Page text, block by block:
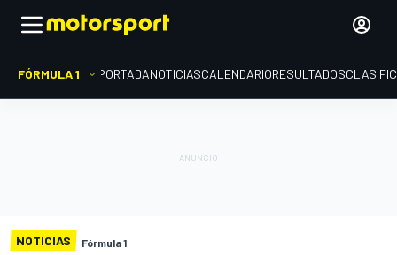
FÓRMULA 1 PORTADANOTICIASCALENDARIORESULTADOS
NOTICIAS Fórmula 1